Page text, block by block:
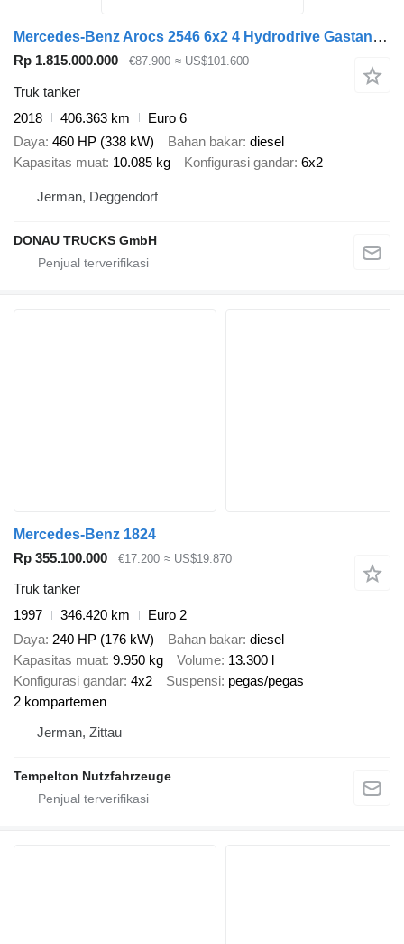
Mercedes-Benz Arocs 2546 6x2 4 Hydrodrive Gastank Gofa 10540kg
Rp 1.815.000.000 €87.900 ≈ US$101.600
Truk tanker
2018
406.363 km
Euro 6
Daya 460 HP (338 kW) Bahan bakar diesel
Kapasitas muat 10.085 kg Konfigurasi gandar 6x2
Jerman, Deggendorf
DONAU TRUCKS GmbH
Mercedes-Benz 1824
Rp 355.100.000
€17.200 ≈ US$19.870
Truk tanker
1997
346.420 km
Euro 2
Daya 240 HP (176 kW) Bahan bakar diesel
Kapasitas muat 9.950 kg Volume 13.300 l
Konfigurasi gandar 4x2 Suspensi pegas/pegas
2 kompartemen
Jerman, Zittau
Tempelton Nutzfahrzeuge